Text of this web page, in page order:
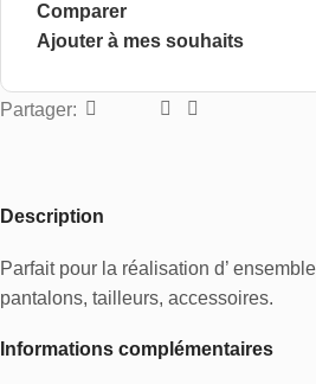
Comparer
Ajouter à mes souhaits
Partager:
Description
Parfait pour la réalisation d’
pantalons, tailleurs, accessoires.
Informations complémentaires